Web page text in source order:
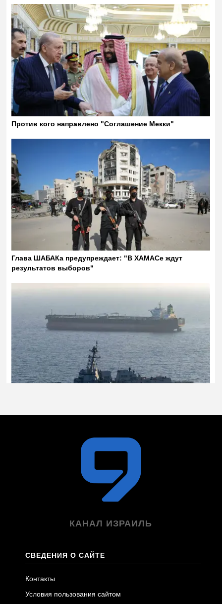
КАНАЛ ИЗРАИЛЬ
СВЕДЕНИЯ О САЙТЕ
Контакты
Условия пользования сайтом